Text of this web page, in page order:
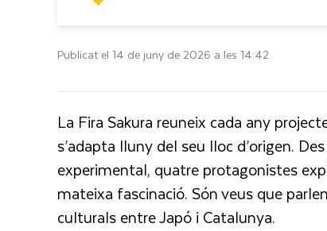
Publicat el 14 de juny de 2026 a les 14:42
La Fira Sakura reuneix cada any
s’adapta lluny del seu lloc d’origen.
experimental, quatre protagonistes
mateixa fascinació. Són veus que
culturals entre Japó i Catalunya.